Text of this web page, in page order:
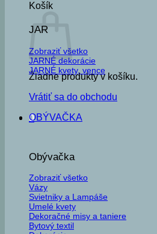
Košík
Žiadne produkty v košíku.
Vrátiť sa do obchodu
0
JAR
Zobraziť všetko
JARNÉ dekorácie
JARNÉ kvety, vence
OBÝVAČKA
Obývačka
Zobraziť všetko
Vázy
Svietniky a Lampáše
Umelé kvety
Dekoračné misy a taniere
Bytový textil